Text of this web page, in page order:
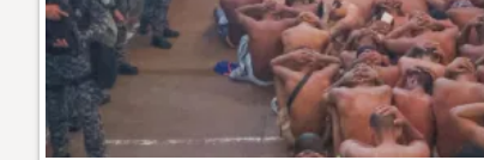
Mundo
Insólitas